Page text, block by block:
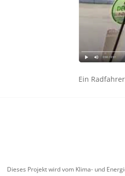
Ein
Dieses Projekt wird vom Klima- und